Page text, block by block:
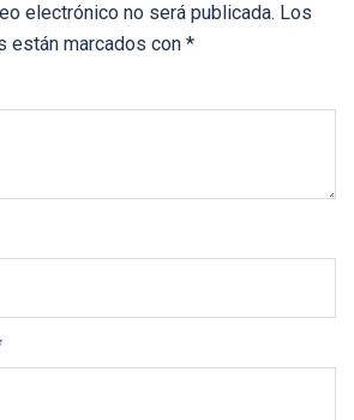
electrónico no será publicada. Los
están marcados con *